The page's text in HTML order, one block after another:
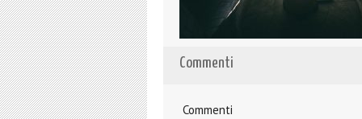
Commenti
Commenti